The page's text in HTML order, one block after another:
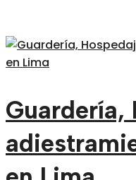
Guardería,